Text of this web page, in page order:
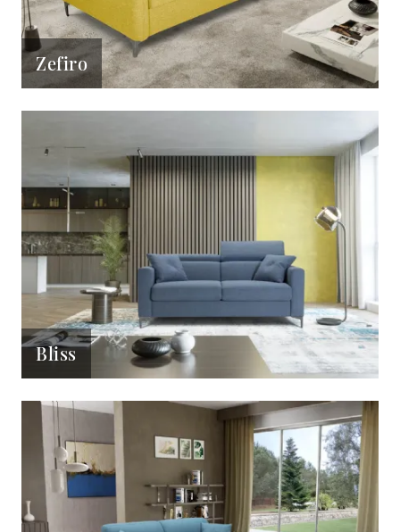
Zefiro
Bliss